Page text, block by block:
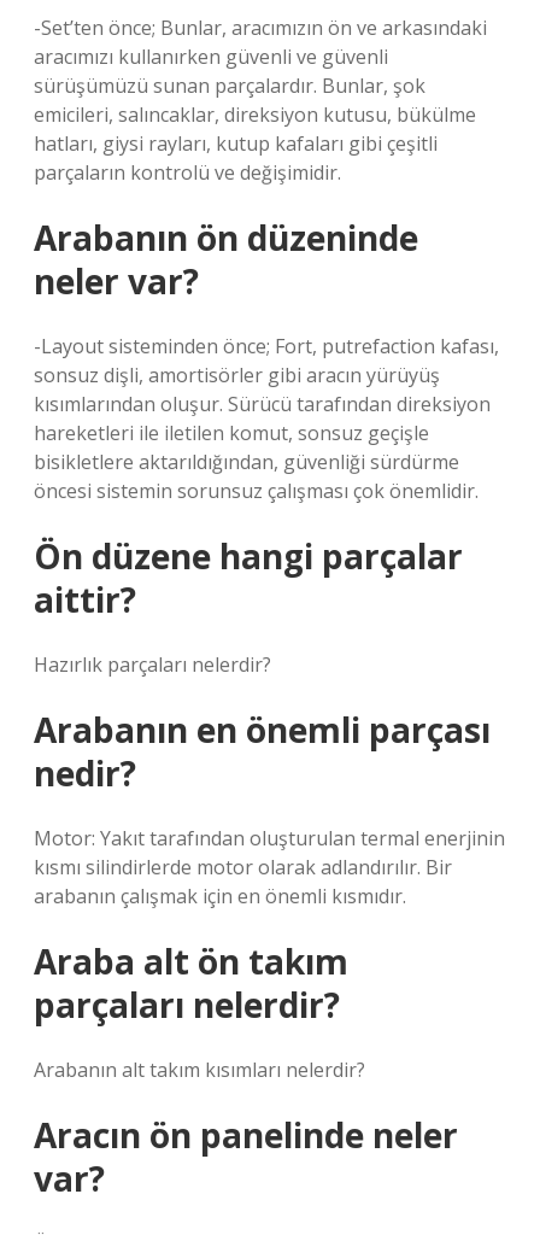
-Set’ten önce; Bunlar, aracımızın ön ve arkasındaki
aracımızı kullanırken güvenli ve güvenli
sürüşümüzü sunan parçalardır. Bunlar, şok
emicileri, salıncaklar, direksiyon kutusu, bükülme
hatları, giysi rayları, kutup kafaları gibi çeşitli
parçaların kontrolü ve değişimidir.
Arabanın ön düzeninde
neler var?
-Layout sisteminden önce; Fort, putrefaction kafası,
sonsuz dişli, amortisörler gibi aracın yürüyüş
kısımlarından oluşur. Sürücü tarafından direksiyon
hareketleri ile iletilen komut, sonsuz geçişle
bisikletlere aktarıldığından, güvenliği sürdürme
öncesi sistemin sorunsuz çalışması çok önemlidir.
Ön düzene hangi parçalar
aittir?
Hazırlık parçaları nelerdir?
Arabanın en önemli parçası
nedir?
Motor: Yakıt tarafından oluşturulan termal enerjinin
kısmı silindirlerde motor olarak adlandırılır. Bir
arabanın çalışmak için en önemli kısmıdır.
Araba alt ön takım
parçaları nelerdir?
Arabanın alt takım kısımları nelerdir?
Aracın ön panelinde neler
var?